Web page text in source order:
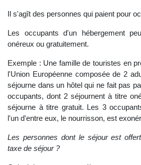
Il s'agît des personnes qui paient pour
Les occupants d'un hébergement
onéreux ou gratuitement.
Exemple : Une famille de touristes en
l'Union Européenne composée de 2
séjourne dans un hôtel qui ne fait pas
occupants, dont 2 séjournent à titre
séjourne à titre gratuit. Les 3
l'un d'entre eux, le nourrisson, est
Les personnes dont le séjour est
taxe de séjour ?